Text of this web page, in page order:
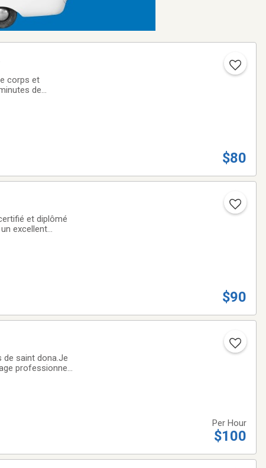
corps et
de
$80
et diplômé
excellent
$90
professionnel
Per Hour
$100